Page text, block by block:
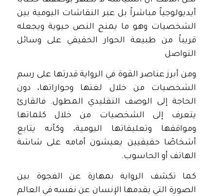
أيديولوجياً مباشراً بل عبر النقاشات اليومية بين
الشخصيات وهو ما يمنح النص حيوية ويجعله
قريباً من طبيعة الحوار الحقيقي على وسائل
التواصل
ومن أبرز عناصر القوة في الرواية قدرتها على رسم
الشخصيات من خلال لغتها وحواراتها، دون
الحاجة إلى الوصف التقليدي المطول. فالقارئ
يتعرف إلى الشخصيات من خلال كلماتها
ومواقفها وتعليقاتها اليومية، وكأنه يتابع
أشخاصًا حقيقيين يعيشون أمامه على شاشة
الهاتف أو الحاسوب.
كما تكشف الرواية بمهارة عن الفجوة بين
الصورة التي يقدمها الإنسان عن نفسه في العالم